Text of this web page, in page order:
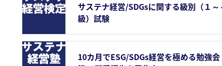
サステナ経営/SDGsに関する級別（１～
級）試験
10カ月でESG/SDGs経営を極める勉強